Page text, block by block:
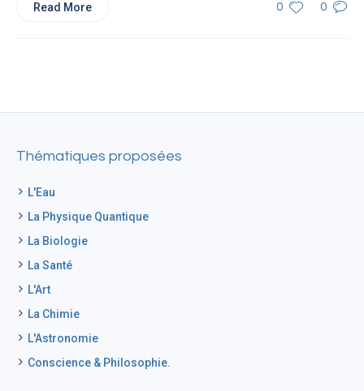
0 0
Read More
Thématiques proposées
L'Eau
La Physique Quantique
La Biologie
La Santé
L'Art
La Chimie
L'Astronomie
Conscience & Philosophie.